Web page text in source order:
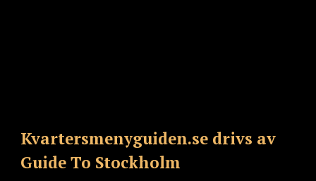
Kvartersmenyguiden.se drivs av
Guide To Stockholm